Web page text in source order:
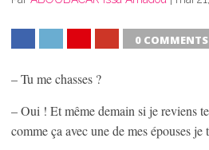
0 COMMENTS
– Tu me chasses ?
– Oui ! Et même demain si je reviens
comme ça avec une de mes épouses je